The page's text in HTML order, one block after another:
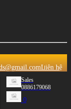
Liên hệ
Sales
0886179068
0